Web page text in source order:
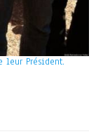
leur Président.